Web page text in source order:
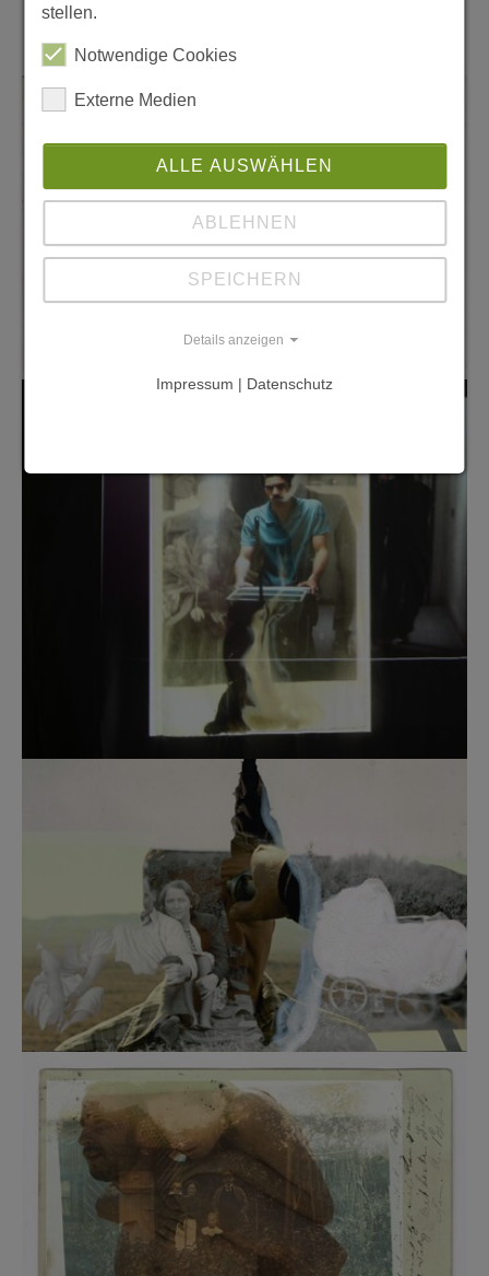
Show larger version
Show larger version
Show larger version
stellen.
Notwendige Cookies
Externe Medien
ALLE AUSWÄHLEN
ABLEHNEN
SPEICHERN
Details anzeigen
Impressum | Datenschutz